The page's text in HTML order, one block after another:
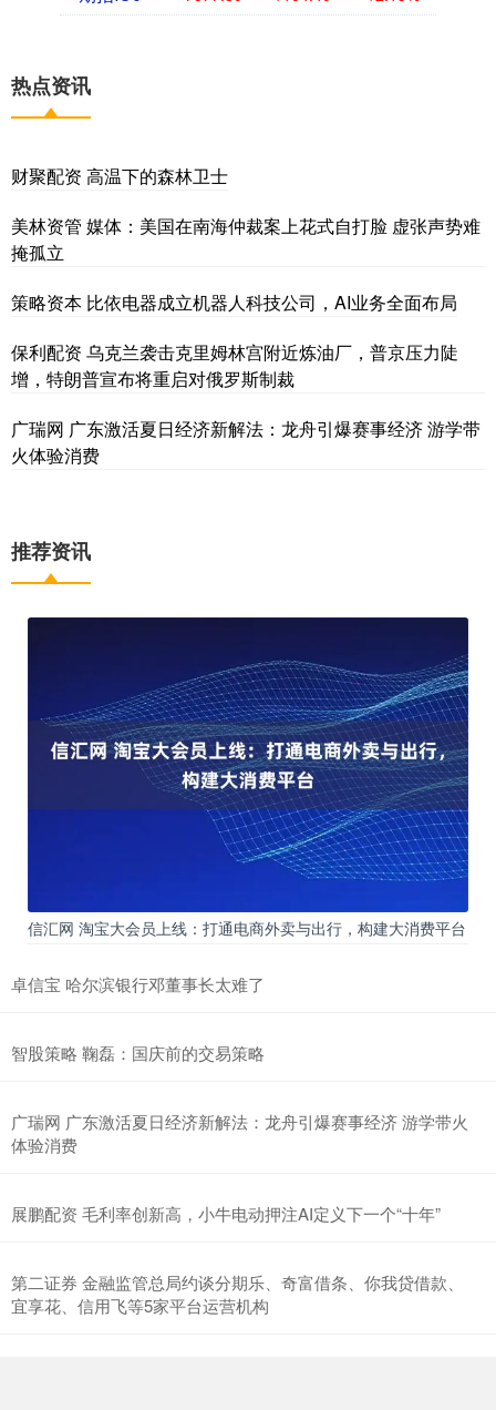
热点资讯
财聚配资 高温下的森林卫士
美林资管 媒体：美国在南海仲裁案上花式自打脸 虚张声势难
掩孤立
策略资本 比依电器成立机器人科技公司，AI业务全面布局
保利配资 乌克兰袭击克里姆林宫附近炼油厂，普京压力陡
增，特朗普宣布将重启对俄罗斯制裁
广瑞网 广东激活夏日经济新解法：龙舟引爆赛事经济 游学带
火体验消费
推荐资讯
信汇网 淘宝大会员上线：打通电商外卖与出行，构建大消费平台
卓信宝 哈尔滨银行邓董事长太难了
智股策略 鞠磊：国庆前的交易策略
广瑞网 广东激活夏日经济新解法：龙舟引爆赛事经济 游学带火
体验消费
展鹏配资 毛利率创新高，小牛电动押注AI定义下一个“十年”
第二证券 金融监管总局约谈分期乐、奇富借条、你我贷借款、
宜享花、信用飞等5家平台运营机构